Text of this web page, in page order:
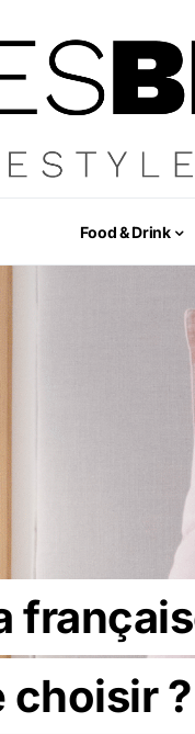
Food & Drink
choisir ?